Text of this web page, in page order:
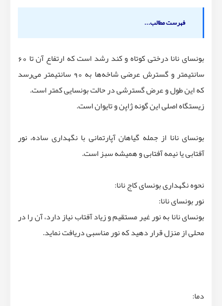
فهرست مطالب...
بونسای نانا درختی کوتاه و کند رشد است که ارتفاع آن تا 60
سانتیمتر و گسترش عرضی شاخه‌ها به 90 سانتیمتر می‌رسد
که این طول و عرض گسترشی در حالت بونسایی کمتر است.
زیستگاه اصلی این گونه ژاپن و تایوان است.
بونسای نانا از جمله گیاهان آپارتمانی با نگهداری ساده، نور
آفتابی یا نیمه آفتابی و همیشه سبز است.
نحوه نگهداری بونسای کاج نانا:
نور بونسای نانا:
بونسای نانا به نور غیر مستقیم و زیاد آفتاب نیاز دارد، آن را در
محلی از منزل قرار دهید که نور مناسبی دریافت نماید.
دما: